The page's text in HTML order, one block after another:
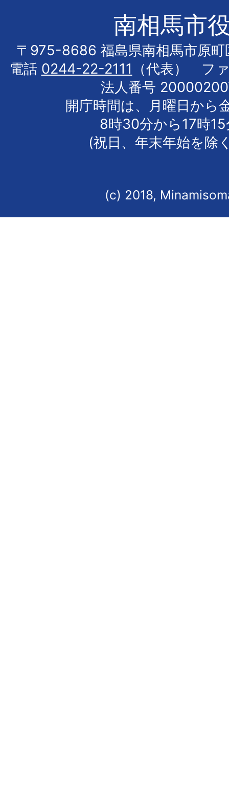
南相馬市
〒975-8686 福島県南相馬市原町
電話 0244-22-2111
（代表） フ
法人番号
開庁時間は、月曜日から
8時30分から17時
(祝日、年末年始を除
(c) 2018,